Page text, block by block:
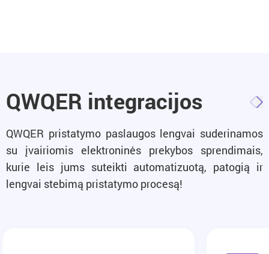
QWQER integracijos
QWQER pristatymo paslaugos lengvai suderinamos
su įvairiomis elektroninės prekybos sprendimais,
kurie leis jums suteikti automatizuotą, patogią ir
lengvai stebimą pristatymo procesą!